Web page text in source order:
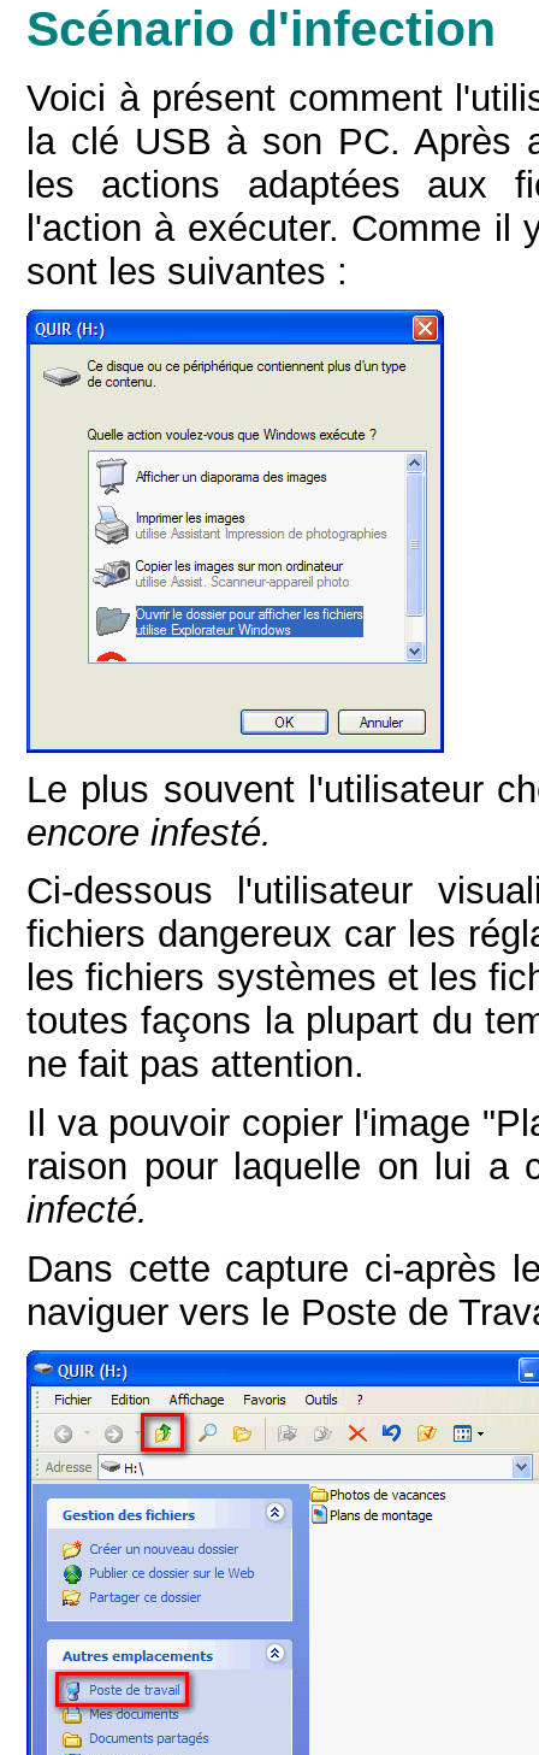
Scénario d'infection
Voici à présent comment
la clé USB à son PC. Après
les actions adaptées aux
l'action à exécuter. Comme il
sont les suivantes :
Le plus souvent l'utilisateur
encore infesté.
Ci-dessous l'utilisateur
fichiers dangereux car les
les fichiers systèmes et les
toutes façons la plupart du
ne fait pas attention.
Il va pouvoir copier l'image
raison pour laquelle on lui a
infecté.
Dans cette capture ci-après
naviguer vers le Poste de